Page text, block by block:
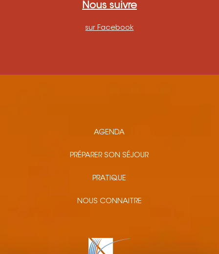
Nous suivre
sur Facebook
AGENDA
PRÉPARER SON SÉJOUR
PRATIQUE
NOUS CONNAITRE